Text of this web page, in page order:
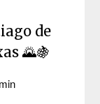
de
🌄🍇